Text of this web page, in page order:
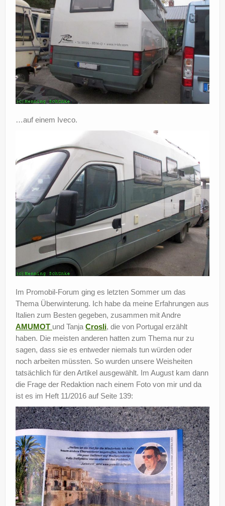
…auf einem Iveco.
Im Promobil-Forum ging es letzten Sommer um das
Thema Überwinterung. Ich habe da meine Erfahrungen aus
Italien zum Besten gegeben, zusammen mit Andre
AMUMOT und Tanja Crosli, die von Portugal erzählt
haben. Die meisten anderen hatten zum Thema nur zu
sagen, dass sie es entweder niemals tun würden oder
noch arbeiten müssten. So wurden unsere Weisheiten
tatsächlich für den Artikel ausgewählt. Im August kam dann
die Frage der Redaktion nach einem Foto von mir und da
ist es im Heft 11/2016 auf Seite 139: